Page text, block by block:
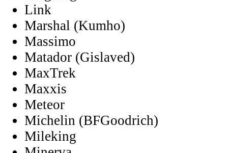
Link
Marshal (Kumho)
Massimo
Matador (Gislaved)
MaxTrek
Maxxis
Meteor
Michelin (BFGoodrich)
Mileking